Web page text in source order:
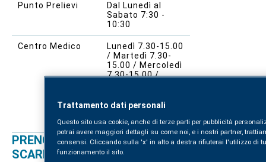
Punto Prelievi
Dal Lunedì al
Sabato 7:30 -
10:30
Centro Medico
Lunedì 7.30-15.00
/ Martedì 7.30-
15.00 / Mercoledì
7.30-15.00 /
7.30-15.00 /
Sabato 7.30-
11.00
PRENOTAZIONE ONLINE E
SCARICO REFERTI
Trattamento dati personali
Questo sito usa cookie, anche di terze parti per pubblicità
potrai avere maggiori dettagli su come noi, e i nostri partner,
consensi. Cliccando sulla 'x' in alto a destra rifiuterai l'utilizzo di
funzionamento il sito.